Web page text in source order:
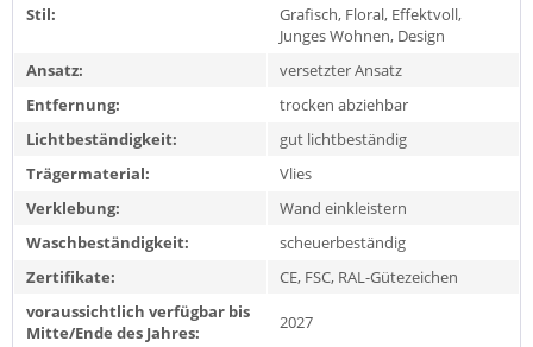
Stil:
Grafisch, Floral, Effektvoll,
Junges Wohnen, Design
Ansatz:
versetzter Ansatz
Entfernung:
trocken abziehbar
Lichtbeständigkeit:
gut lichtbeständig
Trägermaterial:
Vlies
Verklebung:
Wand einkleistern
Waschbeständigkeit:
scheuerbeständig
Zertifikate:
CE, FSC, RAL-Gütezeichen
voraussichtlich verfügbar bis
Mitte/Ende des Jahres:
2027